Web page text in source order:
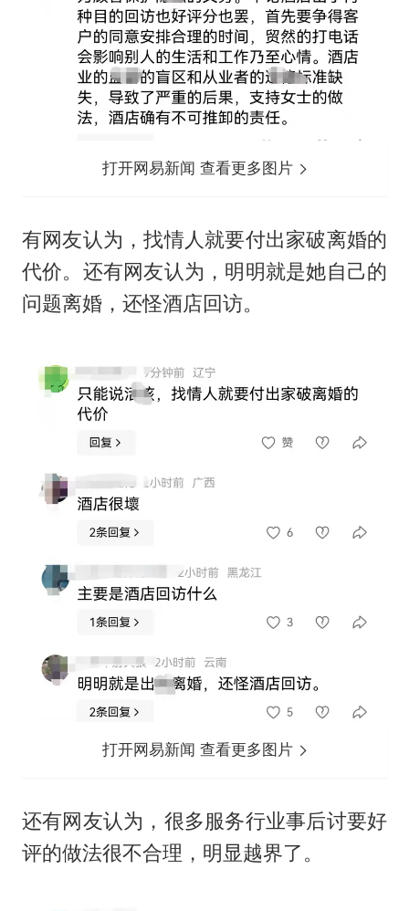
打开网易新闻 查看更多图片
有网友认为，找情人就要付出家破离婚的
代价。还有网友认为，明明就是她自己的
问题离婚，还怪酒店回访。
打开网易新闻 查看更多图片
还有网友认为，很多服务行业事后讨要好
评的做法很不合理，明显越界了。